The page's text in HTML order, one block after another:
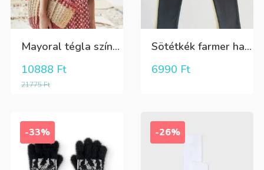
Mayoral tégla színű kisvirág mintás nyári lenge ruha
21775Ft
10888 Ft
Sötétkék farmer hatású kényelmes nadrág
6990 Ft
-33% -26%